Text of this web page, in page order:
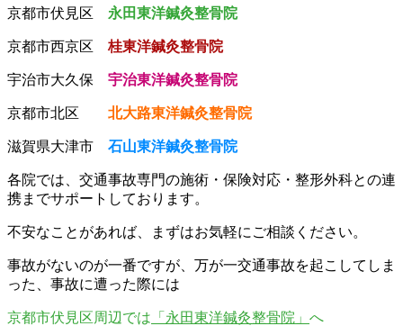
京都市伏見区 永田東洋鍼灸整骨院
京都市西京区 桂東洋鍼灸整骨院
宇治市大久保 宇治東洋鍼灸整骨院
京都市北区 北大路東洋鍼灸整骨院
滋賀県大津市 石山東洋鍼灸整骨院
各院では、交通事故専門の施術・保険対応・整形外科との連
携までサポートしております。
不安なことがあれば、まずはお気軽にご相談ください。
事故がないのが一番ですが、万が一交通事故を起こしてしま
った、事故に遭った際には
京都市伏見区周辺では 「永田東洋鍼灸整骨院」 へ